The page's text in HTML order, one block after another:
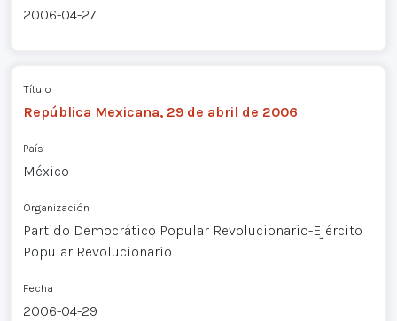
2006-04-27
Título
República Mexicana, 29 de abril de 2006
País
México
Organización
Partido Democrático Popular Revolucionario-Ejército
Popular Revolucionario
Fecha
2006-04-29